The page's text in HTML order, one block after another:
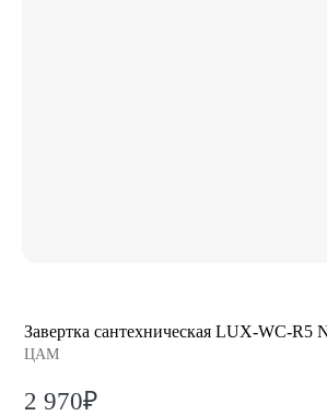
Завертка сантехническая LUX-WC-R5
ЦАМ
2 970₽